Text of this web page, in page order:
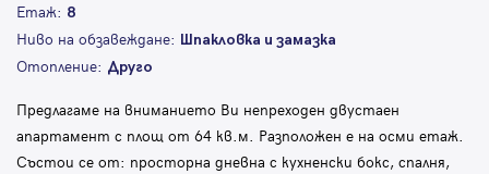
Етаж: 8
Ниво на обзавеждане: Шпакловка и замазка
Отопление: Друго
Предлагаме на вниманието Ви непреходен двустаен
апартамент с площ от 64 кв.м. Разположен е на осми етаж.
Състои се от: просторна дневна с кухненски бокс, спалня,